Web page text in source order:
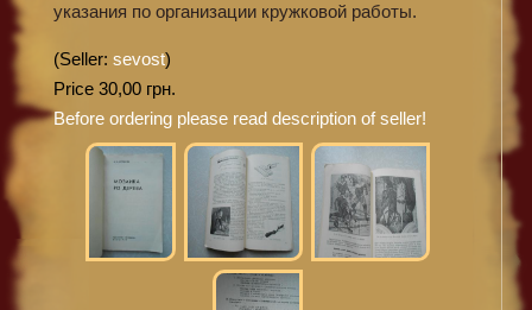
указания по организации кружковой работы.
(Seller: sevost)
Price 30,00 грн.
Before ordering please read description of seller!